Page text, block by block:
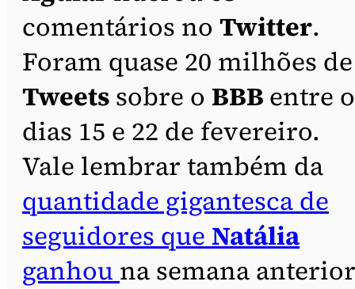
comentários no Twitter.
Foram quase 20 milhões de
Tweets sobre o BBB entre
dias 15 e 22 de fevereiro.
Vale lembrar também da
quantidade gigantesca de
seguidores que Natália
ganhou na semana